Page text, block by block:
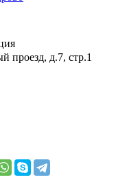
проезд, д.7, стр.1